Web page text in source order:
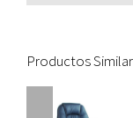
Productos